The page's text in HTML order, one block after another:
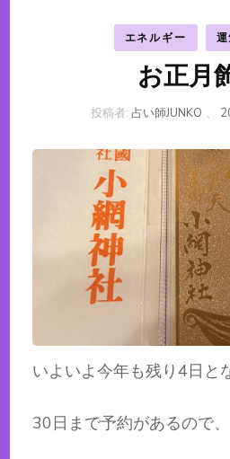
エネルギー
お正月
投稿者: 占い師JUNKO 、
いよいよ今年も残り4日と
30日まで予約があるので、